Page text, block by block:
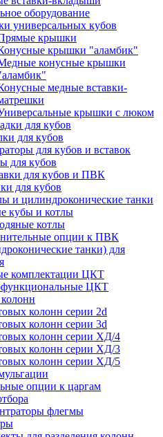
оборудование
универсальных кубов
крышки
крышки "аламбик"
конусные крышки
медные вставки-
крышки с люком
для кубов
для кубов
для кубов и вставок
для кубов
для кубов и ПВК
для кубов
и цилиндроконические танки
кубы и котлы
котлы
опции к ПВК
танки) для
комплектации ЦКТ
ЦКТ
колонн серии 2d
колонн серии 3d
колонн серии ХД/4
колонн серии ХД/3
колонн серии ХД/5
опции к царгам
флегмы